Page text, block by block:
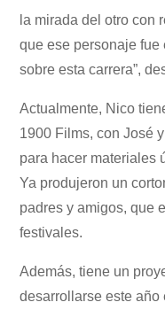
la mirada del otro con
que ese personaje
sobre esta carrera”,
Actualmente, Nico
1900 Films, con José
para hacer materiales
Ya produjeron un
padres y amigos, que
festivales.
Además, tiene un
desarrollarse este año